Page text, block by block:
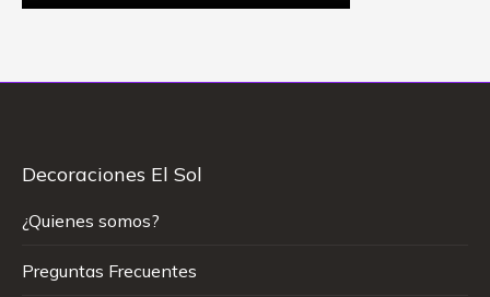
Decoraciones El Sol
¿Quienes somos?
Preguntas Frecuentes